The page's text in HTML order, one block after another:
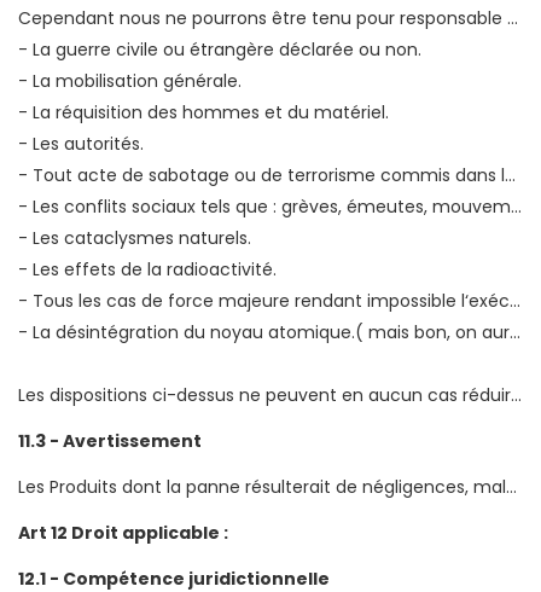
Cependant nous ne pourrons être tenu pour responsable ni de la non exécution ni des retards provoqués par :
- La guerre civile ou étrangère déclarée ou non.
- La mobilisation générale.
- La réquisition des hommes et du matériel.
- Les autorités.
- Tout acte de sabotage ou de terrorisme commis dans le cadre des actions concertées.
- Les conflits sociaux tels que : grèves, émeutes, mouvements populaires, lock-out, etc.
- Les cataclysmes naturels.
- Les effets de la radioactivité.
- Tous les cas de force majeure rendant impossible l‘exécution du présent contrat.
- La désintégration du noyau atomique.( mais bon, on aura tous d‘autres soucis à ce moment là =))
Les dispositions ci-dessus ne peuvent en aucun cas réduire ou supprimer la garantie légale des vices cachés, qui est obligatoire et la garantie contractuelle du constructeur, si elle existe (voir bon de garantie).
11.3 - Avertissement
Les Produits dont la panne résulterait de négligences, maltraitances ou utilisation non appropriée par rapport aux instructions relatives à l‘installation, à l‘utilisation et au fonctionnement du Produit, perdront toute garantie.
Art 12 Droit applicable :
12.1 - Compétence juridictionnelle